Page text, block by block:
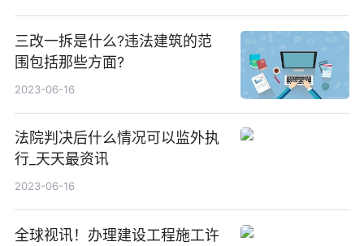
三改一拆是什么?违法建筑的范
围包括那些方面?
2023-06-16
法院判决后什么情况可以监外执
行_天天最资讯
2023-06-16
全球视讯！办理建设工程施工许